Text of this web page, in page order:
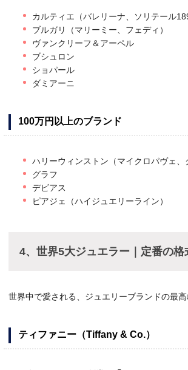
カルティエ（バレリーナ、ソリテール
ブルガリ（マリーミー、フェディ）
ヴァンクリーフ＆アーペル
ブシュロン
ショパール
ダミアーニ
100万円以上のブランド
ハリーウィンストン（マイクロパヴェ、
グラフ
デビアス
ピアジェ（ハイジュエリーライン）
4、世界5大ジュエラー｜定番の格
世界中で愛される、ジュエリーブランドの最高
ティファニー（Tiffany & Co.）